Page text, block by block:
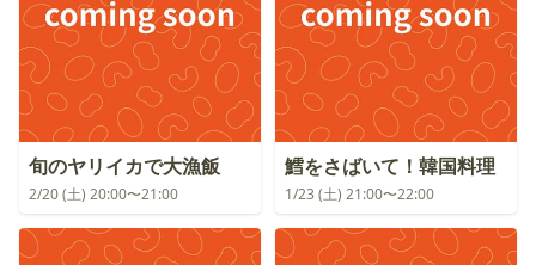
旬のヤリイカで大漁飯
2/20 (土) 20:00〜21:00
鱈をさばいて！韓国料理
1/23 (土) 21:00〜22:00